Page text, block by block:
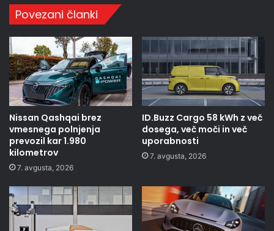
Povezani članki
Nissan Qashqai brez
vmesnega polnjenja
prevozil kar 1.980
kilometrov
7. avgusta, 2026
ID.Buzz Cargo 58 kWh z več
dosega, več moči in več
uporabnosti
7. avgusta, 2026